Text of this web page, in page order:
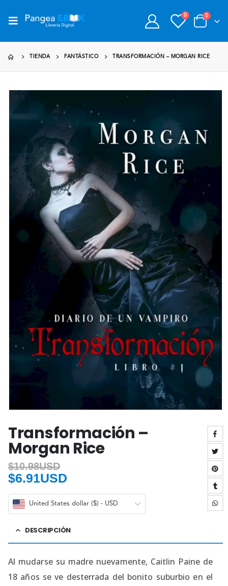
0 0
TIENDA FANTÁSTICO TRANSFORMACIÓN – MORGAN RICE
Transformación –
Morgan Rice
$10.98USD
$6.91USD
United States dollar ($) - USD
DESCRIPCIÓN
Al mudarse su madre nuevamente, Caitlin Paine de
18 años se ve desterrada del bonito suburbio en el